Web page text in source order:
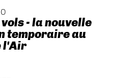
- la nouvelle
temporaire au
l'Air